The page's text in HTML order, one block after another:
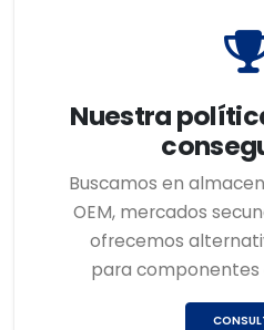
Nuestra
Buscamos en
OEM, mercados
ofrecemos
para componentes